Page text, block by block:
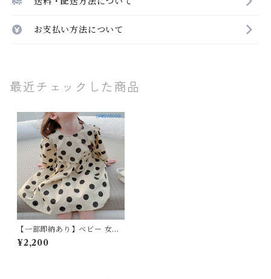
お支払い方法について
最近チェックした商品
【一部即納あり】ベビー 女の
子 キッズ 子供服 ドット柄ワン
ピース バルーンスリーブ 春秋
¥2,200